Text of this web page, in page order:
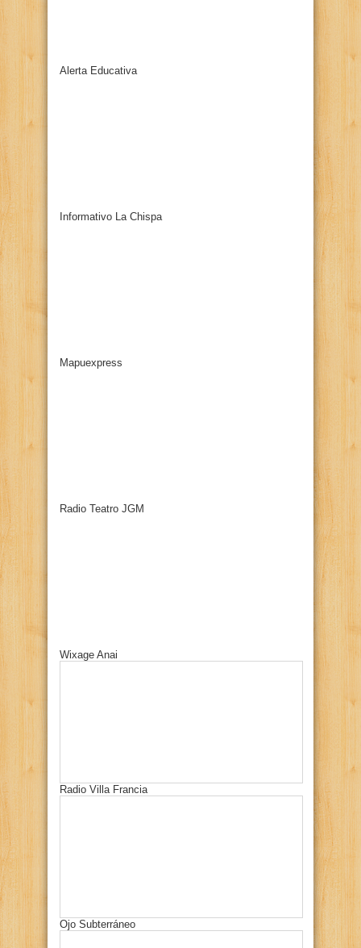
Alerta Educativa
Informativo La Chispa
Mapuexpress
Radio Teatro JGM
Wixage Anai
Radio Villa Francia
Ojo Subterráneo